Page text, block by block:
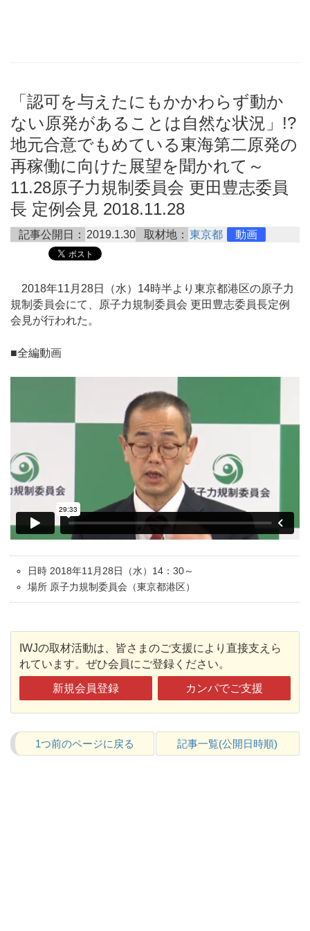
「認可を与えたにもかかわらず動か
ない原発があることは自然な状況」!?
地元合意でもめている東海第二原発の
再稼働に向けた展望を聞かれて～
11.28原子力規制委員会 更田豊志委員
長 定例会見 2018.11.28
記事公開日： 2019.1.30 取材地： 東京都 動画
2018年11月28日（水）14時半より東京都港区の原子力
規制委員会にて、原子力規制委員会 更田豊志委員長定例
会見が行われた。
■全編動画
日時 2018年11月28日（水）14：30～
場所 原子力規制委員会（東京都港区）
IWJの取材活動は、皆さまのご支援により直接支えら
れています。ぜひ会員にご登録ください。
新規会員登録 カンパでご支援
1つ前のページに戻る 記事一覧(公開日時順)